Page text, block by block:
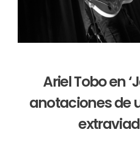
Ariel Tobo en
anotaciones de